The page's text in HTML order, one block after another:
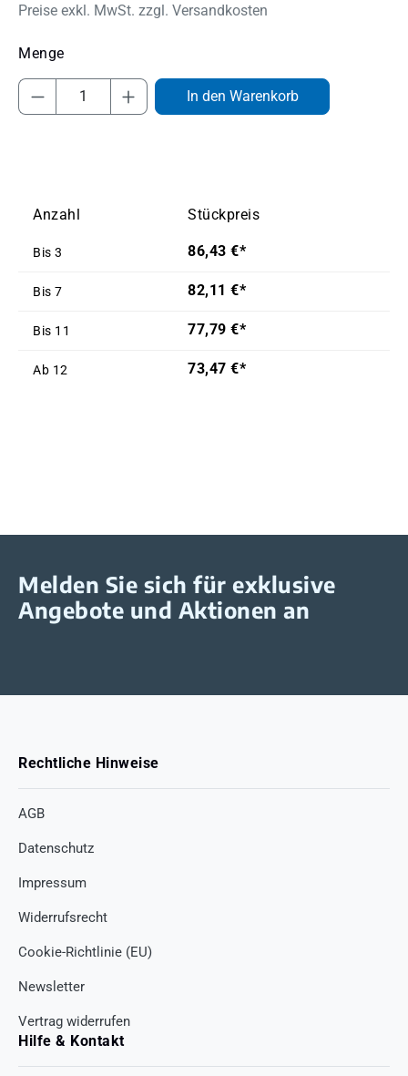
Preise exkl. MwSt. zzgl. Versandkosten
Produkt Anzahl: Gib den gewünschten
In den Warenkorb
Anzahl Stückpreis
Bis 3 86,43 €*
Bis 7 82,11 €*
Bis 11 77,79 €*
Ab 12 73,47 €*
Melden Sie sich für exklusive
Angebote und Aktionen an
Rechtliche Hinweise
AGB
Datenschutz
Impressum
Widerrufsrecht
Cookie-Richtlinie (EU)
Newsletter
Vertrag widerrufen
Hilfe & Kontakt